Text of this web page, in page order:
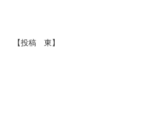
【投稿 東】